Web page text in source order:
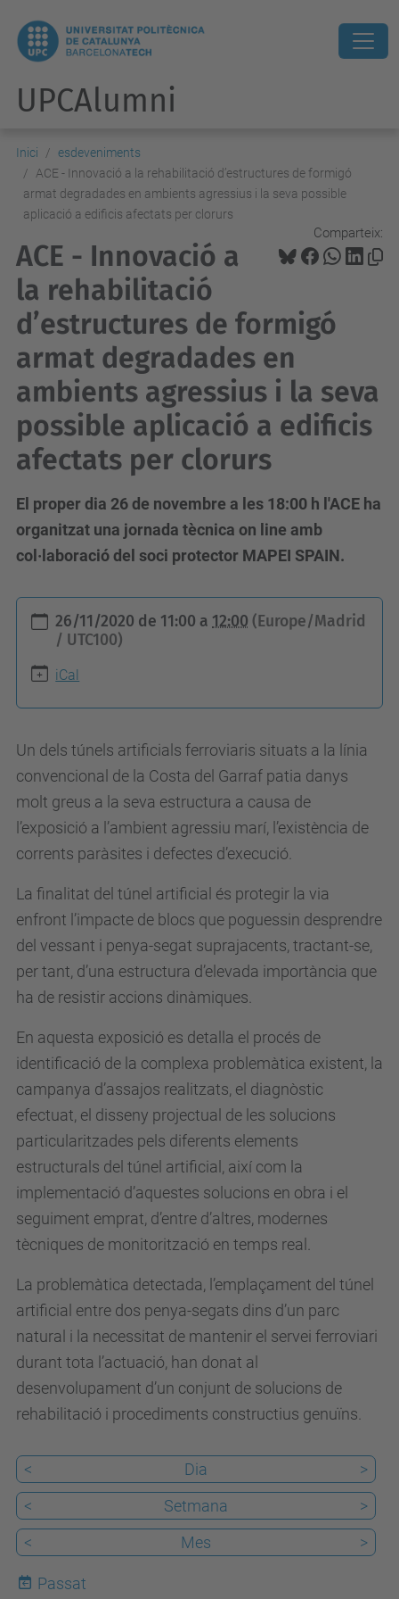
UPCAlumni
Inici
esdeveniments
ACE - Innovació a la rehabilitació d’estructures de formigó
armat degradades en ambients agressius i la seva possible
aplicació a edificis afectats per clorurs
Comparteix:
ACE - Innovació a
la rehabilitació
d’estructures de formigó
armat degradades en
ambients agressius i la seva
possible aplicació a edificis
afectats per clorurs
El proper dia 26 de novembre a les 18:00 h l'ACE ha
organitzat una jornada tècnica on line amb
col·laboració del soci protector MAPEI SPAIN.
s
m
n
i
.
u
c
.
e
d
u
/
c
a
/
e
s
d
e
v
e
i
m
e
s
26/11/2020 de 11:00 a 12:00 (Europe/Madrid
/ UTC100)
iCal
Un dels túnels artificials ferroviaris situats a la línia
convencional de la Costa del Garraf patia danys
molt greus a la seva estructura a causa de
l’exposició a l’ambient agressiu marí, l’existència de
corrents paràsites i defectes d’execució.
La finalitat del túnel artificial és protegir la via
enfront l’impacte de blocs que poguessin desprendre
del vessant i penya-segat suprajacents, tractant-se,
per tant, d’una estructura d’elevada importància que
ha de resistir accions dinàmiques.
En aquesta exposició es detalla el procés de
identificació de la complexa problemàtica existent, la
campanya d’assajos realitzats, el diagnòstic
efectuat, el disseny projectual de les solucions
particularitzades pels diferents elements
estructurals del túnel artificial, així com la
implementació d’aquestes solucions en obra i el
seguiment emprat, d’entre d’altres, modernes
tècniques de monitorització en temps real.
La problemàtica detectada, l’emplaçament del túnel
artificial entre dos penya-segats dins d’un parc
natural i la necessitat de mantenir el servei ferroviari
durant tota l’actuació, han donat al
desenvolupament d’un conjunt de solucions de
rehabilitació i procediments constructius genuïns.
< Dia
>
<
Setmana
>
<
Mes >
Passat